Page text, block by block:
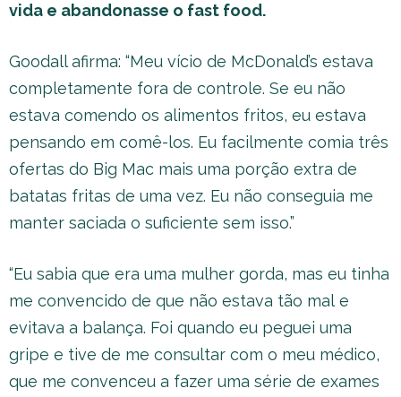
vida e abandonasse o fast food.
Goodall afirma: “Meu vício de McDonald’s estava
completamente fora de controle. Se eu não
estava comendo os alimentos fritos, eu estava
pensando em comê-los. Eu facilmente comia três
ofertas do Big Mac mais uma porção extra de
batatas fritas de uma vez. Eu não conseguia me
manter saciada o suficiente sem isso.”
“Eu sabia que era uma mulher gorda, mas eu tinha
me convencido de que não estava tão mal e
evitava a balança. Foi quando eu peguei uma
gripe e tive de me consultar com o meu médico,
que me convenceu a fazer uma série de exames